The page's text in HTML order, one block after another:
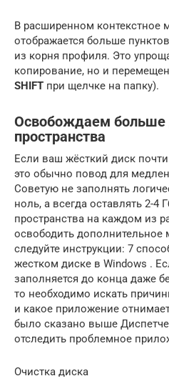
В расширенном контекстное
отображается больше
из корня профиля. Это
копирование, но и
SHIFT при щелчке на папку).
Освобождаем больше
пространства
Если ваш жёсткий диск
это обычно повод для
Советую не заполнять
ноль, а всегда оставлять 2-4
пространства на каждом из
освободить дополнительное
следуйте инструкции: 7
жестком диске в Windows .
заполняется до конца даже
то необходимо искать
и какое приложение
было сказано выше
отследить проблемное
Очистка диска